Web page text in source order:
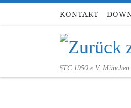
Zum Inhalt springen
KONTAKT
STC 1950 e.V. München